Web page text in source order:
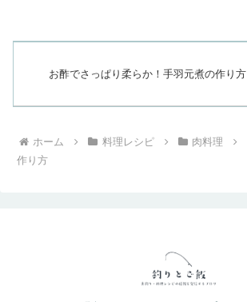
お酢でさっぱり柔らか！手羽元煮の作り方
ホーム 料理レシピ 肉料理
作り方